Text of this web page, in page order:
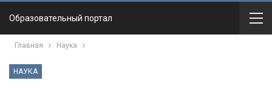
Образовательный портал
Главная Наука
НАУКА